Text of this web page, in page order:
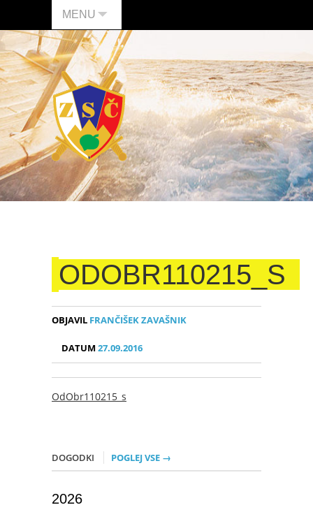
MENU
ODOBR110215_S
OBJAVIL FRANČIŠEK ZAVAŠNIK
DATUM27.09.2016
OdObr110215_s
DOGODKI POGLEJ VSE →
2026